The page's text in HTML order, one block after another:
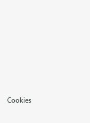
Cookies